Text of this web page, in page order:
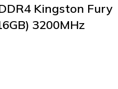
Kingston Fury
3200MHz